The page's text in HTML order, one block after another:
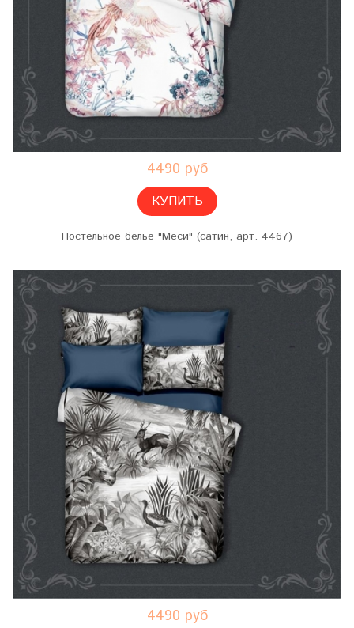
4490 руб
КУПИТЬ
Постельное белье "Меси" (сатин, арт. 4467)
4490 руб